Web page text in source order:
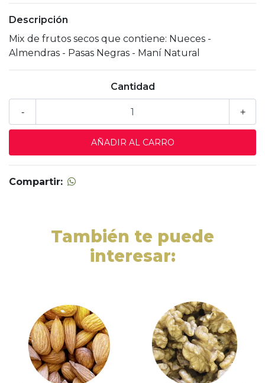
Descripción
Mix de frutos secos que contiene: Nueces -
Almendras - Pasas Negras - Maní Natural
Cantidad
+
-
Compartir:
También te puede
interesar: